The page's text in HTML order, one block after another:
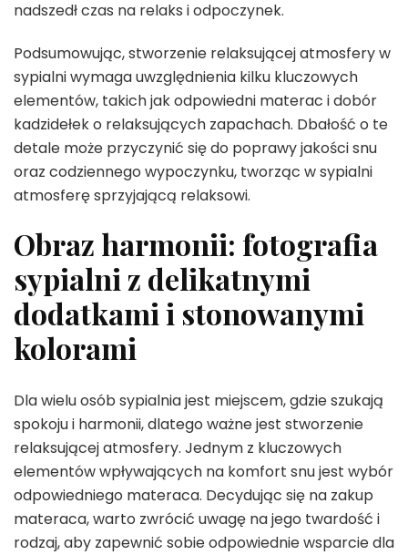
nadszedł czas na relaks i odpoczynek.
Podsumowując, stworzenie relaksującej atmosfery w
sypialni wymaga uwzględnienia kilku kluczowych
elementów, takich jak odpowiedni materac i dobór
kadzidełek o relaksujących zapachach. Dbałość o te
detale może przyczynić się do poprawy jakości snu
oraz codziennego wypoczynku, tworząc w sypialni
atmosferę sprzyjającą relaksowi.
Obraz harmonii: fotografia
sypialni z delikatnymi
dodatkami i stonowanymi
kolorami
Dla wielu osób sypialnia jest miejscem, gdzie szukają
spokoju i harmonii, dlatego ważne jest stworzenie
relaksującej atmosfery. Jednym z kluczowych
elementów wpływających na komfort snu jest wybór
odpowiedniego materaca. Decydując się na zakup
materaca, warto zwrócić uwagę na jego twardość i
rodzaj, aby zapewnić sobie odpowiednie wsparcie dla